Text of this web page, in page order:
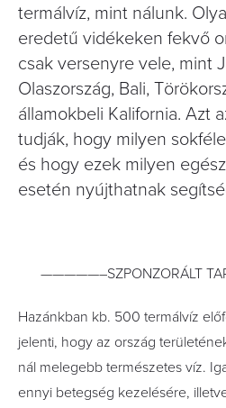
termálvíz, mint nálunk.
eredetű vidékeken fekvő
csak versenyre vele, mint
Olaszország, Bali,
államokbeli Kalifornia. Azt
tudják, hogy milyen
és hogy ezek milyen
esetén nyújthatnak
—————–SZPONZORÁLT
Hazánkban kb. 500 termálvíz
jelenti, hogy az ország
nál melegebb természetes víz.
ennyi betegség kezelésére,